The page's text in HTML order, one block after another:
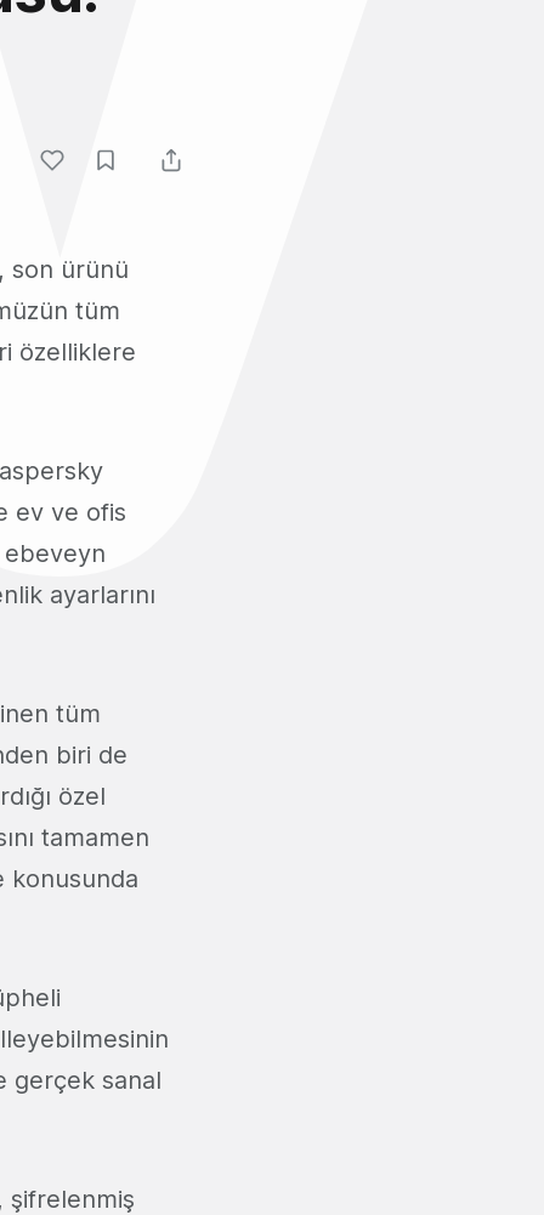
son ürünü
tüm
özelliklere
ev ve ofis
ebeveyn
ayarlarını
tüm
biri de
özel
tamamen
konusunda
gerçek sanal
şifrelenmiş